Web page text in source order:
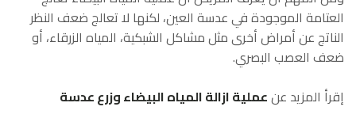
العتامة الموجودة في عدسة العين، لكنها لا تعالج ضعف النظر
الناتج عن أمراض أخرى مثل مشاكل الشبكية، المياه الزرقاء، أو
ضعف العصب البصري.
إقرأ المزيد عنعملية ازالة المياه البيضاء وزرع عدسة